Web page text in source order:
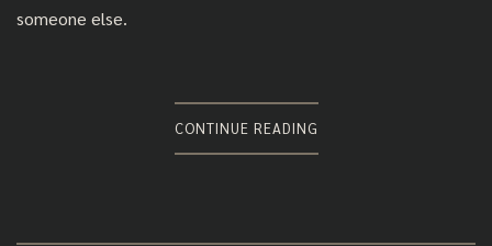
someone else.
CONTINUE READING